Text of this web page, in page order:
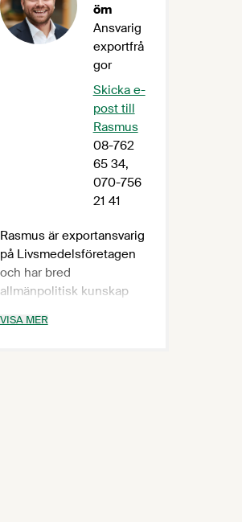
öm
Ansvarig
exportfrå
gor
Skicka e-
post till
Rasmus
08-762
65 34,
070-756
21 41
Rasmus är exportansvarig
på Livsmedelsföretagen
och har bred
allmänpolitisk kunskap
handelspolitiska frågor.
VISA MER